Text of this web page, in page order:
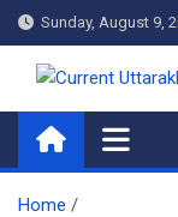
Skip
to
content
Sunday, August 9,
Current
Home